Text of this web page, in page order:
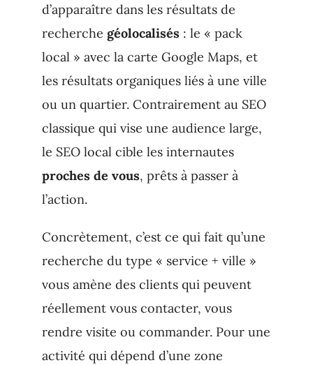
d’apparaître dans les résultats de
recherche géolocalisés: le « pack
local » avec la carte Google Maps, et
les résultats organiques liés à une ville
ou un quartier. Contrairement au SEO
classique qui vise une audience large,
le SEO local cible les internautes
proches de vous, prêts à passer à
l’action.
Concrètement, c’est ce qui fait qu’une
recherche du type « service + ville »
vous amène des clients qui peuvent
réellement vous contacter, vous
rendre visite ou commander. Pour une
activité qui dépend d’une zone